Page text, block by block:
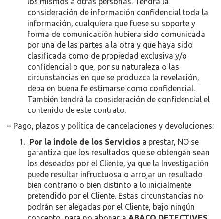
consideración de información confidencial toda la
información, cualquiera que fuese su soporte y
forma de comunicación hubiera sido comunicada
por una de las partes a la otra y que haya sido
clasificada como de propiedad exclusiva y/o
confidencial o que, por su naturaleza o las
circunstancias en que se produzca la revelación,
deba en buena fe estimarse como confidencial.
También tendrá la consideración de confidencial el
contenido de este contrato.
– Pago, plazos y política de cancelaciones y devoluciones:
Por la índole de los Servicios a prestar, NO se
garantiza que los resultados que se obtengan sean
los deseados por el Cliente, ya que la Investigación
puede resultar infructuosa o arrojar un resultado
bien contrario o bien distinto a lo inicialmente
pretendido por el Cliente. Estas circunstancias no
podrán ser alegadas por el Cliente, bajo ningún